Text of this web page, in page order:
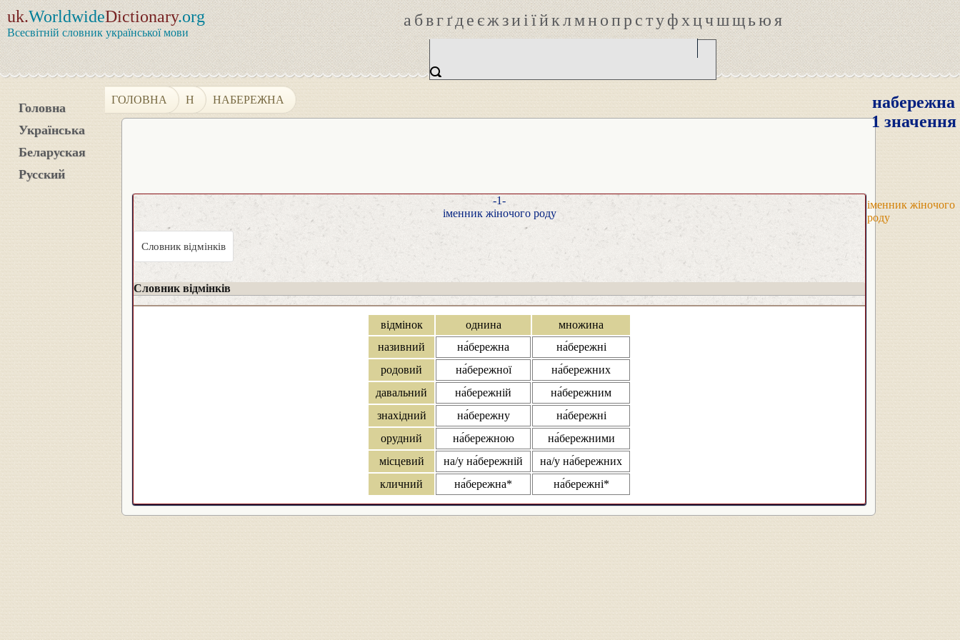
uk.WorldwideDictionary.org
Всесвітній словник української мови
абвгґдеєжзиіїйклмнопрстуфхцчшщьюя
Головна
Українська
Беларуская
Русский
ГОЛОВНА Н НАБЕРЕЖНА
набережна
1 значення
іменник жіночого
роду
-1-
іменник жіночого роду
Словник відмінків
Словник відмінків
відмінок однина
множина
називний
на́бережна
на́бережні
родовий
на́бережної
на́бережних
давальний
на́бережній
на́бережним
знахідний
на́бережну
на́бережні
орудний
на́бережною
на́бережними
місцевий
на/у на́бережній
на/у на́бережних
кличний
на́бережна* на́бережні*